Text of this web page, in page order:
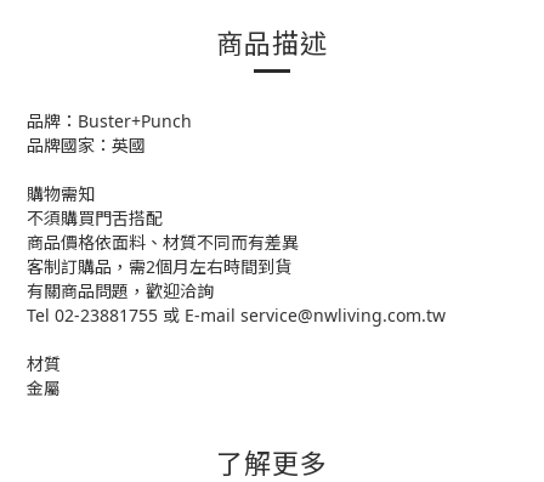
商品描述
品牌：Buster+Punch
品牌國家：英國
購物需知
不須購買門舌搭配
商品價格依面料、材質不同而有差異
客制訂購品，需2個月左右時間到貨
有關商品問題，歡迎洽詢
Tel 02-23881755 或 E-mail service@nwliving.com.tw
材質
金屬
了解更多